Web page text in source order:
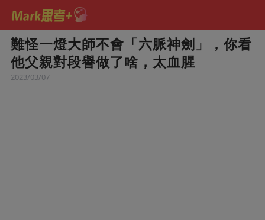
難怪一燈大師不會「六脈神劍」，你看
他父親對段譽做了啥，太血腥
2023/03/07